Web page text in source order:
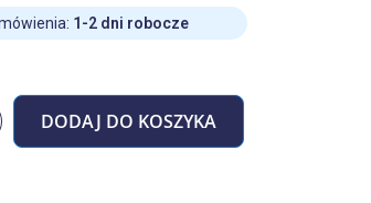
1-2 dni robocze
DODAJ DO KOSZYKA